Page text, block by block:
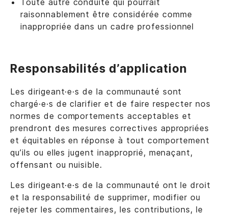
Toute autre conduite qui pourrait
raisonnablement être considérée comme
inappropriée dans un cadre professionnel
Responsabilités d’application
Les dirigeant·e·s de la communauté sont
chargé·e·s de clarifier et de faire respecter nos
normes de comportements acceptables et
prendront des mesures correctives appropriées
et équitables en réponse à tout comportement
qu’ils ou elles jugent inapproprié, menaçant,
offensant ou nuisible.
Les dirigeant·e·s de la communauté ont le droit
et la responsabilité de supprimer, modifier ou
rejeter les commentaires, les contributions, le